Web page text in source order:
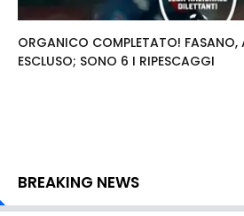
ORGANICO COMPLETATO! FASANO,
ESCLUSO; SONO 6 I RIPESCAGGI
BREAKING NEWS